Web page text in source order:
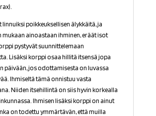
poikkeuksellisen älykkäitä, ja
mukaan ainoastaan ihminen, eräät isot
pystyvät suunnittelemaan
Lisäksi korppi osaa hillitä itsensä jopa
päivään, jos odottamisesta on luvassa
Ihmiseltä tämä onnistuu vasta
Niiden itsehillintä on siis hyvin korkealla
Ihmisen lisäksi korppi on ainut
on todettu ymmärtävän, että muilla